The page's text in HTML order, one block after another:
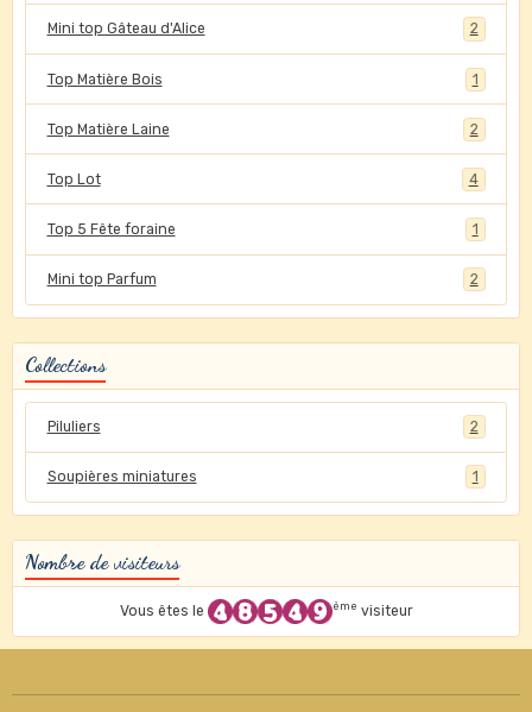
Mini top Gâteau d'Alice 2
Top Matière Bois 1
Top Matière Laine 2
Top Lot 4
Top 5 Fête foraine 1
Mini top Parfum 2
Collections
Piluliers 2
Soupières miniatures 1
Nombre de visiteurs
Vous êtes le ème visiteur